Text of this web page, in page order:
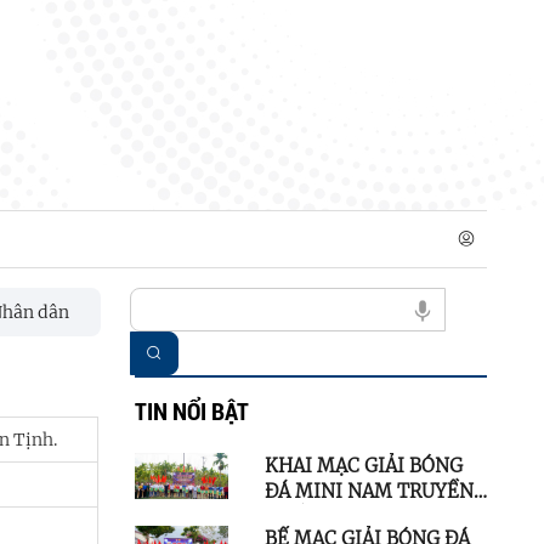
dân
HỘI LIÊN HIỆP PHỤ NỮ XÃ SƠN TỊNH TỔ CHỨC
Tịnh.
TIN NỔI BẬT
KHAI MẠC GIẢI BÓNG
ĐÁ MINI NAM TRUYỀN
BẾ MẠC GIẢI BÓNG ĐÁ